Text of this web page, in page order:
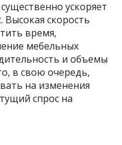
ускоряет
скорость
время,
мебельных
и объемы
в свою очередь,
на изменения
спрос на